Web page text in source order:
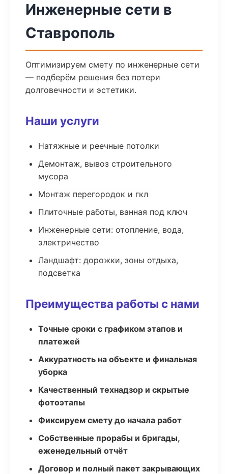
Инженерные сети в
Ставрополь
Оптимизируем смету по инженерные сети
— подберём решения без потери
долговечности и эстетики.
Наши услуги
Натяжные и реечные потолки
Демонтаж, вывоз строительного
мусора
Монтаж перегородок и гкл
Плиточные работы, ванная под ключ
Инженерные сети: отопление, вода,
электричество
Ландшафт: дорожки, зоны отдыха,
подсветка
Преимущества работы с нами
Точные сроки с графиком этапов и
платежей
Аккуратность на объекте и финальная
уборка
Качественный технадзор и скрытые
фотоэтапы
Фиксируем смету до начала работ
Собственные прорабы и бригады,
еженедельный отчёт
Договор и полный пакет закрывающих